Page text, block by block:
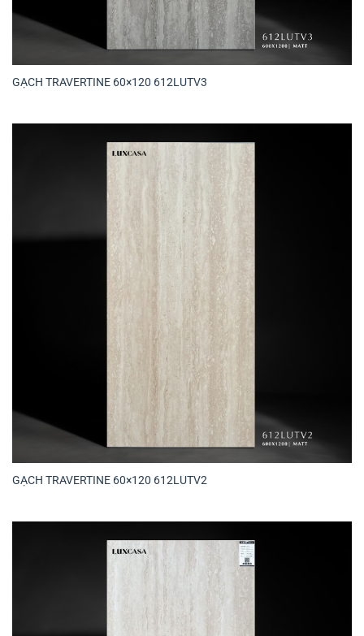
GẠCH TRAVERTINE 60×120 612LUTV3
GẠCH TRAVERTINE 60×120 612LUTV2